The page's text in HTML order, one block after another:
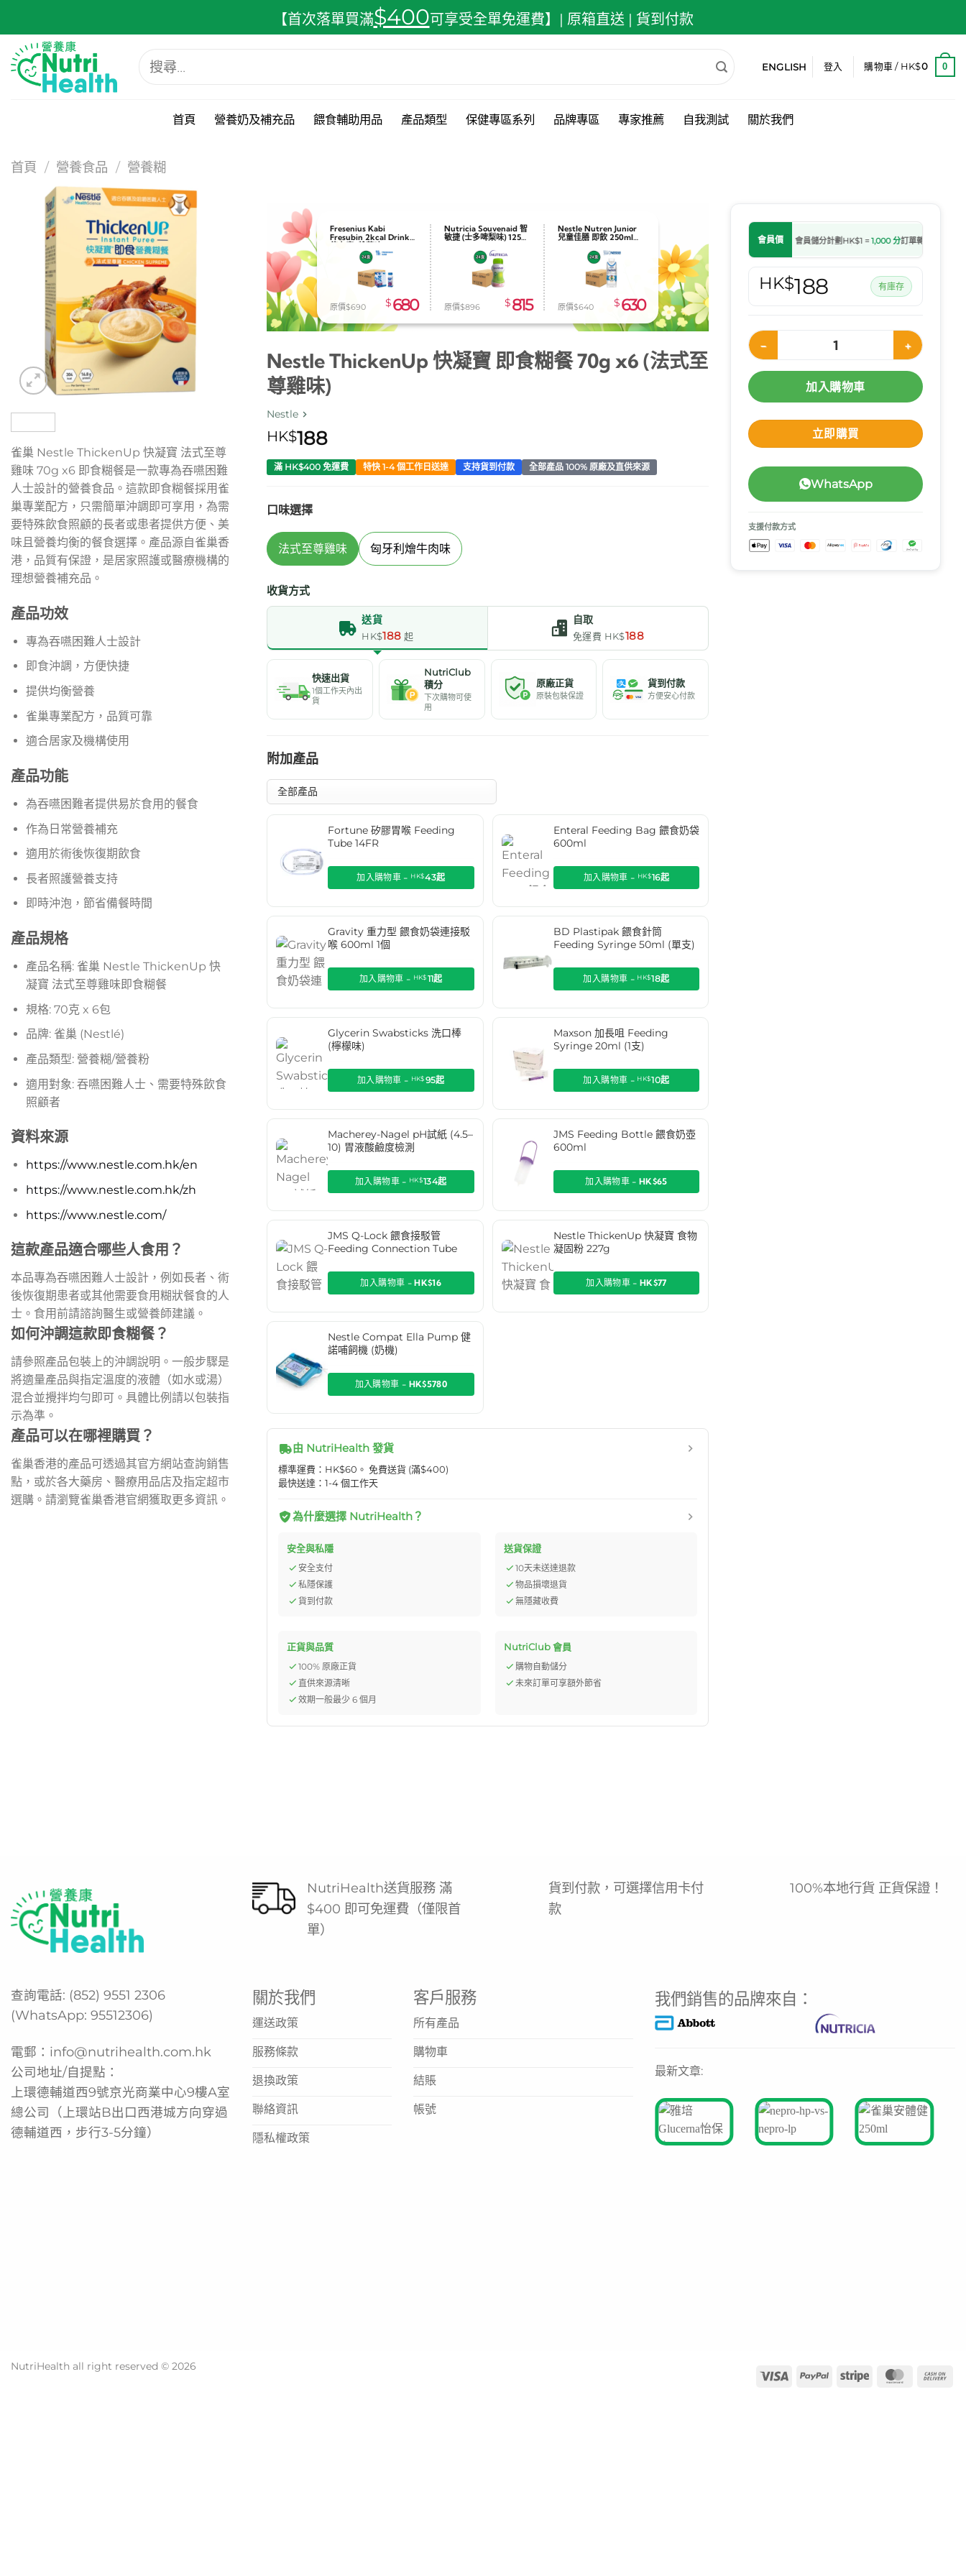
【首次落單買滿$400可享受全單免運費】| 原箱直送 | 貨到付款
ENGLISH 登入 購物車 / HK$0 0
首頁 營養奶及補充品 餵食輔助用品 產品類型 保健專區系列 品牌專區 專家推薦 自我測試 關於我們
首頁 / 營養食品 / 營養糊
雀巢 Nestle ThickenUp 快凝寶 法式至尊
雞味 70g x6 即食糊餐是一款專為吞嚥困難
人士設計的營養食品。這款即食糊餐採用雀
巢專業配方，只需簡單沖調即可享用，為需
要特殊飲食照顧的長者或患者提供方便、美
味且營養均衡的餐食選擇。產品源自雀巢香
港，品質有保證，是居家照護或醫療機構的
理想營養補充品。
產品功效
專為吞嚥困難人士設計
即食沖調，方便快捷
提供均衡營養
雀巢專業配方，品質可靠
適合居家及機構使用
產品功能
為吞嚥困難者提供易於食用的餐食
作為日常營養補充
適用於術後恢復期飲食
長者照護營養支持
即時沖泡，節省備餐時間
產品規格
產品名稱: 雀巢 Nestle ThickenUp 快
凝寶 法式至尊雞味即食糊餐
規格: 70克 x 6包
品牌: 雀巢 (Nestlé)
產品類型: 營養糊/營養粉
適用對象: 吞嚥困難人士、需要特殊飲食
照顧者
資料來源
https://www.nestle.com.hk/en
https://www.nestle.com.hk/zh
https://www.nestle.com/
這款產品適合哪些人食用？
本品專為吞嚥困難人士設計，例如長者、術
後恢復期患者或其他需要食用糊狀餐食的人
士。食用前請諮詢醫生或營養師建議。
如何沖調這款即食糊餐？
請參照產品包裝上的沖調說明。一般步驟是
將適量產品與指定溫度的液體（如水或湯）
混合並攪拌均勻即可。具體比例請以包裝指
示為準。
產品可以在哪裡購買？
雀巢香港的產品可透過其官方網站查詢銷售
點，或於各大藥房、醫療用品店及指定超市
選購。請瀏覽雀巢香港官網獲取更多資訊。
Fresenius Kabi
Fresubin 2kcal Drink
原價$690 $ 680
Nutricia Souvenaid 智
敏捷 (士多啤梨味) 125ml
原價$896 $ 815
Nestle Nutren Junior
兒童佳膳 即飲 250ml
原價$640 $ 630
Nestle ThickenUp 快凝寶 即食糊餐 70g x6 (法式至
尊雞味)
Nestle
HK$188
滿 HK$400 免運費 特快 1-4 個工作日送達 支持貨到付款 全部產品 100% 原廠及直供來源
口味選擇
法式至尊雞味 匈牙利燴牛肉味
收貨方式
送貨
HK$188 起
自取
免運費 HK$188
快速出貨
1個工作天內出
貨
NutriClub
積分
下次購物可使
用
原廠正貨
原裝包裝保證
貨到付款
方便安心付款
附加產品
Fortune 矽膠胃喉 Feeding
Tube 14FR
加入購物車 - HK$43起
Enteral Feeding Bag 餵食奶袋
600ml
加入購物車 - HK$16起
Gravity 重力型 餵食奶袋連接駁
喉 600ml 1個
加入購物車 - HK$11起
BD Plastipak 餵食針筒
Feeding Syringe 50ml (單支)
加入購物車 - HK$18起
Glycerin Swabsticks 洗口棒
(檸檬味)
加入購物車 - HK$95起
Maxson 加長咀 Feeding
Syringe 20ml (1支)
加入購物車 - HK$10起
Macherey-Nagel pH試紙 (4.5–
10) 胃液酸鹼度檢測
加入購物車 - HK$134起
JMS Feeding Bottle 餵食奶壺
600ml
加入購物車 -HK$65
JMS Q-Lock 餵食接駁管
Feeding Connection Tube
加入購物車 -HK$16
Nestle ThickenUp 快凝寶 食物
凝固粉 227g
加入購物車 -HK$77
Nestle Compat Ella Pump 健
諾哺飼機 (奶機)
加入購物車 - HK$5780
由 NutriHealth 發貨
標準運費：HK$60。 免費送貨 (滿$400)
最快送達：1-4 個工作天
為什麼選擇 NutriHealth？
安全與私隱
安全支付
私隱保護
貨到付款
送貨保證
10天未送達退款
物品損壞退貨
無隱藏收費
正貨與品質
100% 原廠正貨
直供來源清晰
效期一般最少 6 個月
NutriClub 會員
購物自動儲分
未來訂單可享額外節省
會員價會員儲分計劃HK$1 =1,000 分訂單轉為處理中後自動
HK$188 有庫存
Nestle ThickenUp 快凝寶 即食糊餐 70g x6 (
加入購物車
立即購買
WhatsApp
支援付款方式
NutriHealth送貨服務 滿
$400 即可免運費（僅限首
單）
貨到付款，可選擇信用卡付
款
100%本地行貨 正貨保證！
查詢電話: (852) 9551 2306
(WhatsApp: 95512306)
電郵： info@nutrihealth.com.hk
公司地址/自提點：
上環德輔道西9號京光商業中心9樓A室
總公司（上環站B出口西港城方向穿過
德輔道西，步行3-5分鐘）
關於我們
運送政策
服務條款
退換政策
聯絡資訊
隱私權政策
客戶服務
所有產品
購物車
結賬
帳號
我們銷售的品牌來自：
最新文章:
NutriHealth all right reserved © 2026